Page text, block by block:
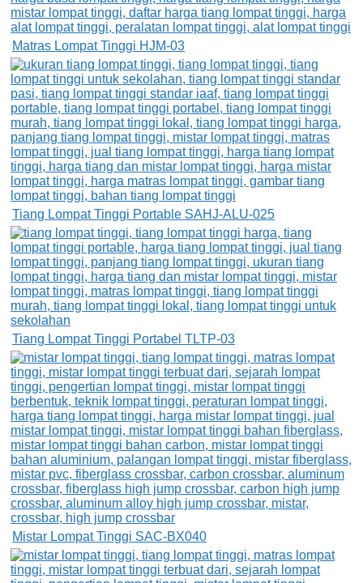
Matras Lompat Tinggi HJM-03
Tiang Lompat Tinggi Portable SAHJ-ALU-025
Tiang Lompat Tinggi Portabel TLTP-03
Mistar Lompat Tinggi SAC-BX040